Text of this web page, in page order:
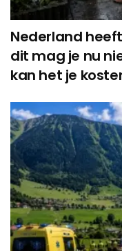
Nederland
dit mag je nu
kan het je